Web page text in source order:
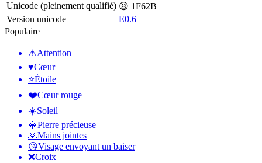
Unicode (pleinement qualifié) 😫 1F62B
Version unicode
E0.6
Populaire
⚠️Attention
♥️Cœur
⭐Étoile
❤️Cœur rouge
☀️Soleil
💎Pierre précieuse
🙏Mains jointes
😘Visage envoyant un baiser
❌Croix